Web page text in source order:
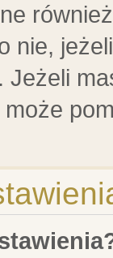
nie,
Jeżeli